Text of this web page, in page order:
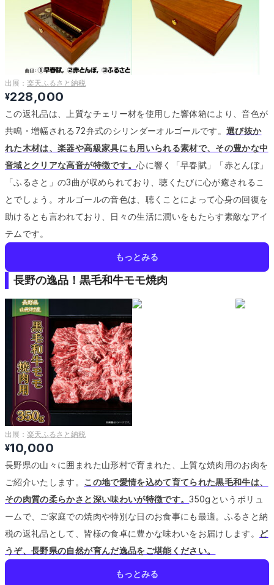
出展： 楽天ふるさと納税
¥228,000
この返礼品は、上質なチェリー材を使用した響体箱により、音色が
共鳴・増幅される72弁式のシリンダーオルゴールです。選び抜か
れた木材は、楽器や高級家具にも用いられる素材で、その豊かな中
音域とクリアな高音が特徴です。心に響く「早春賦」「赤とんぼ」
「ふるさと」の3曲が収められており、聴くたびに心が癒されるこ
とでしょう。 オルゴールの音色は、聴くことによって心身の回復を
助けるとも言われており、日々の生活に潤いをもたらす素敵なアイ
テムです。
もっとみる
長野の逸品！黒毛和牛モモ焼肉
出展： 楽天ふるさと納税
¥10,000
長野県の山々に囲まれた山形村で育まれた、上質な焼肉用のお肉を
ご紹介いたします。 この地で愛情を込めて育てられた黒毛和牛は、
その肉質の柔らかさと深い味わいが特徴です。350gというボリュ
ームで、ご家庭での焼肉や特別な日のお食事にも最適。 ふるさと納
税の返礼品として、皆様の食卓に豊かな味わいをお届けします。
ど
うぞ、長野県の自然が育んだ逸品をご堪能ください。
もっとみる